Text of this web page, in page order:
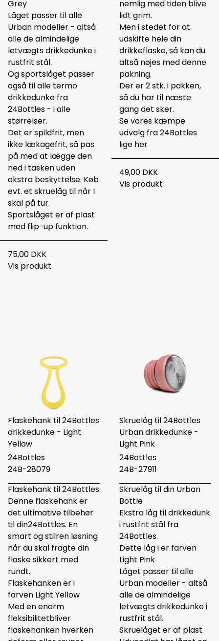
Grey
Låget passer til alle
Urban modeller - altså
alle de almindelige
letvægts drikkedunke i
rustfrit stål.
Og sportslåget passer
også til alle termo
drikkedunke fra
24Bottles - i alle
størrelser.
Det er spildfrit, men
ikke lækagefrit, så pas
på med at lægge den
ned i tasken uden
ekstra beskyttelse. Køb
evt. et skruelåg til når I
skal på tur.
Sportslåget er af plast
med flip-up funktion.
75,00 DKK
Vis produkt
nemlig med tiden blive
lidt grim.
Men i stedet for at
udskifte hele din
drikkeflaske, så kan du
altså nøjes med denne
pakning.
Der er 2 stk. i pakken,
så du har til næste
gang det sker.
Se vores kæmpe
udvalg fra 24Bottles
lige her
49,00 DKK
Vis produkt
Flaskehank til 24Bottles
drikkedunke - Light
Yellow
24Bottles
24B-28079
Flaskehank til 24Bottles
Denne flaskehank er
det ultimative tilbehør
til din24Bottles. En
smart og stilren løsning
når du skal fragte din
flaske sikkert med
rundt.
Flaskehanken er i
farven Light Yellow
Med en enorm
fleksibilitetbliver
flaskehanken hverken
Skruelåg til 24Bottles
Urban drikkedunke -
Light Pink
24Bottles
24B-27911
Skruelåg til din Urban
Bottle
Ekstra låg til drikkedunk
i rustfrit stål fra
24Bottles.
Dette låg i er farven
Light Pink
Låget passer til alle
Urban modeller - altså
alle de almindelige
letvægts drikkedunke i
rustfrit stål.
Skruelåget er af plast.